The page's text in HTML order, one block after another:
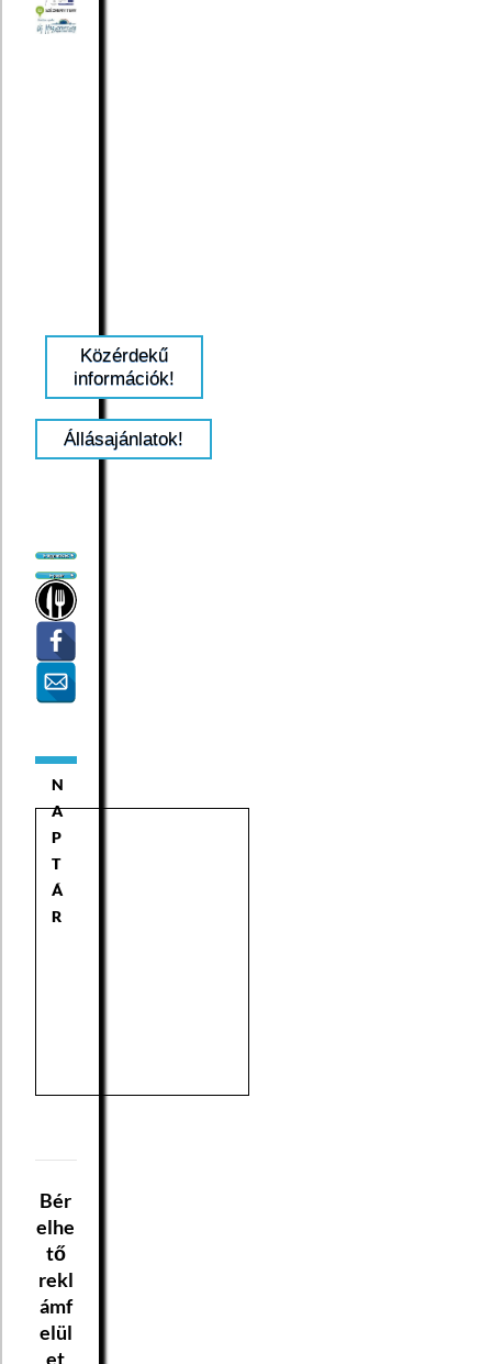
Közérdekű
információk!
Állásajánlatok!
N
A
P
T
Á
R
Bér
elhe
tő
rekl
ámf
elül
et